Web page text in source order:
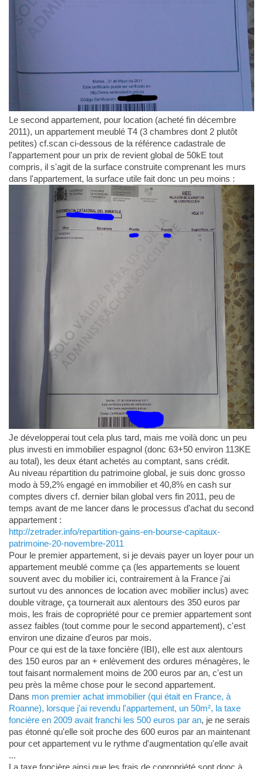
Le second appartement, pour location (acheté fin décembre
2011), un appartement meublé T4 (3 chambres dont 2 plutôt
petites) cf.scan ci-dessous de la référence cadastrale de
l'appartement pour un prix de revient global de 50kE tout
compris, il s'agit de la surface construite comprenant les murs
dans l'appartement, la surface utile fait donc un peu moins :
Je développerai tout cela plus tard, mais me voilà donc un peu
plus investi en immobilier espagnol (donc 63+50 environ 113KE
au total), les deux étant achetés au comptant, sans crédit.
Au niveau répartition du patrimoine global, je suis donc grosso
modo à 59,2% engagé en immobilier et 40,8% en cash sur
comptes divers cf. dernier bilan global vers fin 2011, peu de
temps avant de me lancer dans le processus d'achat du second
appartement :
http://zetrader.info/repartition-gains-en-bourse-capitaux-
patrimoine-20-novembre-2011
Pour le premier appartement, si je devais payer un loyer pour un
appartement meublé comme ça (les appartements se louent
souvent avec du mobilier ici, contrairement à la France j'ai
surtout vu des annonces de location avec mobilier inclus) avec
double vitrage, ça tournerait aux alentours des 350 euros par
mois, les frais de copropriété pour ce premier appartement sont
assez faibles (tout comme pour le second appartement), c'est
environ une dizaine d'euros par mois.
Pour ce qui est de la taxe foncière (IBI), elle est aux alentours
des 150 euros par an + enlèvement des ordures ménagères, le
tout faisant normalement moins de 200 euros par an, c'est un
peu près la même chose pour le second appartement.
Dans mon premier achat immobilier (qui était en France, à
Roanne), lorsque j'ai revendu l'appartement, un 50m², la taxe
foncière en 2009 avait franchi les 500 euros par an, je ne serais
pas étonné qu'elle soit proche des 600 euros par an maintenant
pour cet appartement vu le rythme d'augmentation qu'elle avait
...
La taxe foncière ainsi que les frais de copropriété sont donc à